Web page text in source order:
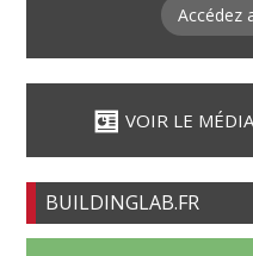
Accédez
VOIR LE
BUILDINGLAB.FR